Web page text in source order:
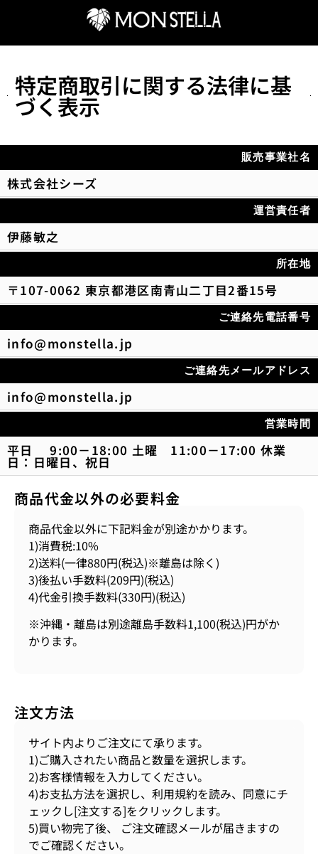
特定商取引に関する法律に基
づく表示
販売事業社名
株式会社シーズ
運営責任者
伊藤敏之
所在地
〒107-0062 東京都港区南青山二丁目2番15号
ご連絡先電話番号
info@monstella.jp
ご連絡先メールアドレス
info@monstella.jp
営業時間
平日 9:00－18:00 土曜 11:00－17:00 休業
日：日曜日、祝日
商品代金以外の必要料金
商品代金以外に下記料金が別途かかります。
1)消費税:10%
2)送料(一律880円(税込)※離島は除く)
3)後払い手数料(209円)(税込)
4)代金引換手数料(330円)(税込)
※沖縄・離島は別途離島手数料1,100(税込)円がか
かります。
注文方法
サイト内よりご注文にて承ります。
1)ご購入されたい商品と数量を選択します。
2)お客様情報を入力してください。
4)お支払方法を選択し、利用規約を読み、同意にチ
ェックし[注文する]をクリックします。
5)買い物完了後、 ご注文確認メールが届きますの
でご確認ください。